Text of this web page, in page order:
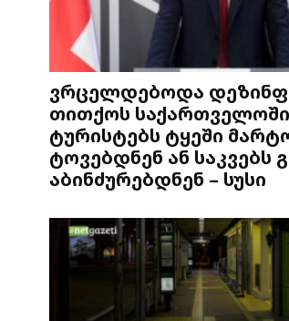
ვრცელდებოდა
თითქოს
ტურისტებს ტყეში
ტოვებდნენ ან საკვებს
აბინძურებდნენ – სუსი